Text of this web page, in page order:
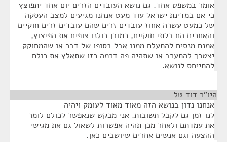
אומר במשפט אחד. גם נושא העובדים הזרים יום אחד יתפוצץ
כי אם במדינת ישראל עוד מעט אנחנו מגיעים למצב העסקה
של כמעט עשרה אחוז עובדים זרים שהם עובדים זרים חוקיים
והאחרים הם בלתי חוקיים, כמובן כולנו צופים את הפיצוץ,
אמנם מנסים להתעלם ממנו אבל בסופו של דבר או שהמחוקק
יצטרך להתערב או שתהיה פה דרמה כזו שתאלץ את כולם
להתייחס לנושא.
היו"ר דוד טל
אנחנו נדון בנושא הזה מאוד מאוד לעומק ויהיה
לנו זמן גם לקבל תשובות. אני מבקש שנאפשר לכולם לומר
את עמדתם ולאחר מכן תהיה אפשרות לשאול גם את מגישי
ההצעה וגם אנשים אחרים שיושבים כאן.